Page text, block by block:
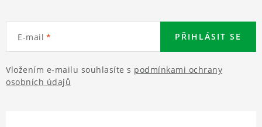
E-mail
Vložením e-mailu souhlasíte s podmínkami ochrany
osobních údajů
PŘIHLÁSIT SE